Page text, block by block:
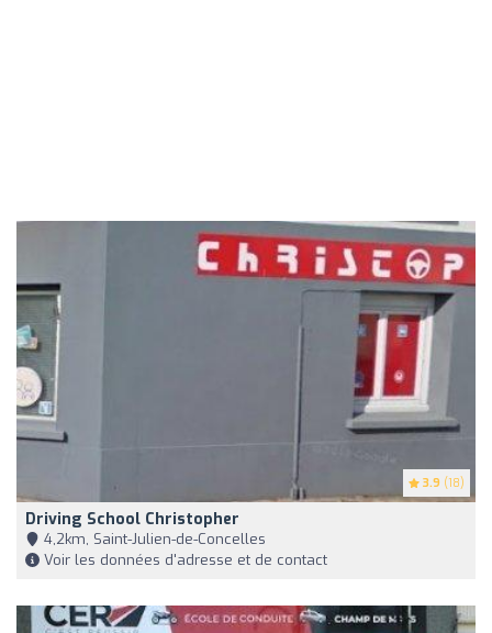
3.9 (18)
Driving School Christopher
4,2km, Saint-Julien-de-Concelles
Voir les données d'adresse et de contact